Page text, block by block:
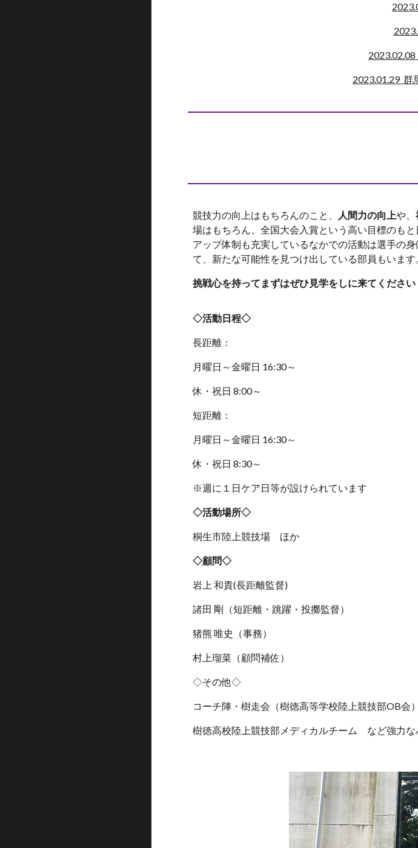
2023.01.29 群
競技力の向上はもちろんのこと、 人間力の向上や、
場はもちろん、全国大会入賞という高い目標のも
アップ体制も充実しているなかでの活動は選手の
て、新たな可能性を見つけ出している部員もいます
挑戦心を持ってまずはぜひ見学をしに来てください
◇活動日程◇
長距離：
月曜日～金曜日 16:30～
休・祝日 8:00～
短距離：
月曜日～金曜日 16:30～
休・祝日 8:30～
※週に１日ケア日等が設けられています
◇活動場所◇
桐生市陸上競技場 ほか
◇顧問◇
岩上 和貴(長距離監督)
諸田 剛（短距離・跳躍・投擲監督）
猪熊 唯史（事務）
村上瑠菜（顧問補佐）
◇その他◇
コーチ陣・樹走会（樹徳高等学校陸上競技部OB会
樹徳高校陸上競技部メディカルチーム など強力な